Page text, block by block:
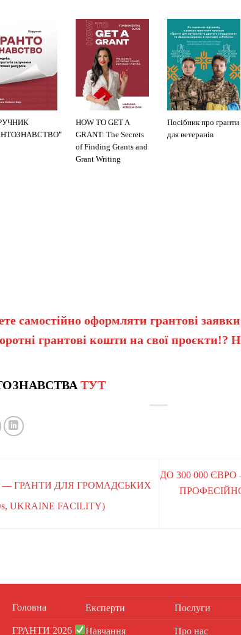
HOW TO GET A
GRANT: The Secrets
of Finding Grants and
Grant Writing
Посібник про гранти
для ветеранів
самостійно оформляти грантові заявки
грантові кошти на свої проєкти!?
ТУТ
— ГРАНТИ ДЛЯ ГРОМАДСЬКИХ
UKRAINE FACILITY)
ДО 300 000
Головна
ГРАНТИ 2026
Експерти
Навчання
Послуги
Про нас